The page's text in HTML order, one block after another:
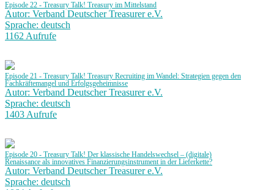
Episode 22 - Treasury Talk! Treasury im Mittelstand
Autor: Verband Deutscher Treasurer e.V.
Sprache: deutsch
1162 Aufrufe
Episode 21 - Treasury Talk! Treasury Recruiting im Wandel: Strategien gegen den
Fachkräftemangel und Erfolgsgeheimnisse
Autor: Verband Deutscher Treasurer e.V.
Sprache: deutsch
1403 Aufrufe
Episode 20 - Treasury Talk! Der klassische Handelswechsel – (digitale)
Renaissance als innovatives Finanzierungsinstrument in der Lieferkette?
Autor: Verband Deutscher Treasurer e.V.
Sprache: deutsch